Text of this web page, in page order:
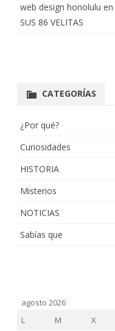
web design honolulu en
SUS 86 VELITAS
CATEGORÍAS
¿Por qué?
Curiosidades
HISTORIA
Misterios
NOTICIAS
Sabías que
agosto 2026
L
M X